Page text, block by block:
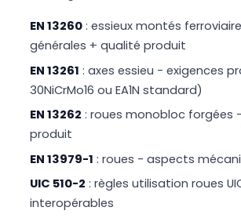
EN 13260 : essieux montés
générales + qualité produit
EN 13261 : axes essieu - exigences
30NiCrMo16 ou EA1N standard)
EN 13262 : roues monobloc forgées
produit
EN 13979-1 : roues - aspects
UIC 510-2 : règles utilisation roues
interopérables